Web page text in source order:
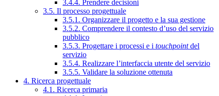
3.4.4. Prendere decisioni
3.5. Il processo progettuale
3.5.1. Organizzare il progetto e la sua gestione
3.5.2. Comprendere il contesto d’uso del servizio
pubblico
3.5.3. Progettare i processi e i touchpointdel
servizio
3.5.4. Realizzare l’interfaccia utente del servizio
3.5.5. Validare la soluzione ottenuta
4. Ricerca progettuale
4.1. Ricerca primaria